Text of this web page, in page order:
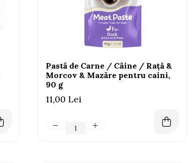
Pastă de Carne / Câine / Rață &
Morcov & Mazăre pentru caini,
90 g
11,00 Lei